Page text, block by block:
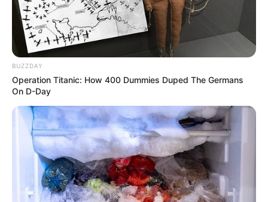
BUZZDAY
Operation Titanic: How 400 Dummies Duped The Germans
On D-Day